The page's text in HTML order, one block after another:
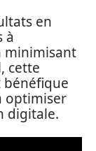
en
à
minimisant
cette
optimiser
digitale.